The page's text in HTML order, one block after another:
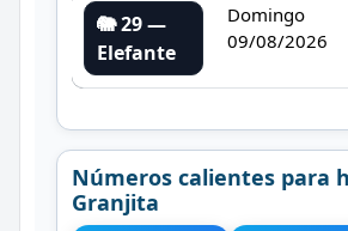
🐘 29 —
Elefante
Domingo
09/08/2026
Números calientes para
Granjita